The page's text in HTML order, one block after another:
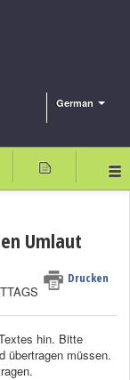
German
Umlaut
Drucken
hin. Bitte
übertragen müssen.